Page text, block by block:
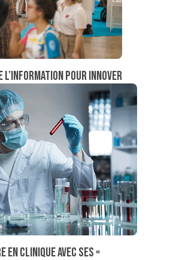
l’information pour innover
en clinique avec ses «